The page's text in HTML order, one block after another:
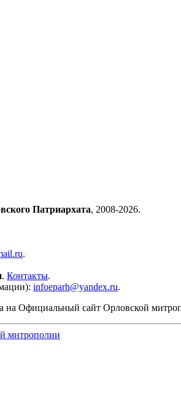
Патриархата, 2008-2026.
.
. Контакты.
infoeparh@yandex.ru.
Официальный сайт Орловской
митрополии